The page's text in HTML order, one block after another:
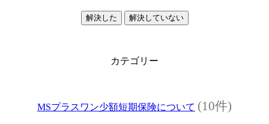
解決した 解決していない
カテゴリー
MSプラスワン少額短期保険について (10件)